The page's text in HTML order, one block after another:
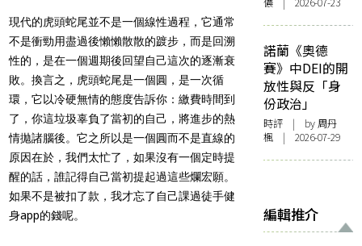
現代的虎頭蛇尾並不是一個線性過程，它通常
不是衝勁用盡過後懶懶散散的踱步，而是回溯
性的，是在一個週期後回望自己這次的逐漸衰
敗。換言之，虎頭蛇尾是一個圓，是一次循
環，它以冷硬無情的態度告訴你：繳費時間到
了，你這垃圾辜負了當初的自己，將進步的熱
情拋諸腦後。它之所以是一個圓而不是直線的
原因在於，我們太忙了，如果沒有一個定時提
醒的話，誰記得自己當初提起過這些爛宏願。
如果不是被扣了款，我才忘了自己課過徒手健
身app的錢呢。
諾蘭《奧德
賽》中DEI的開
放性與反「身
份政治」
時評 | by周丹
楓 | 2026-07-29
編輯推介